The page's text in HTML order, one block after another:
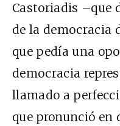
Castoriadis –que
de la democracia
que pedía una
democracia
llamado a
que pronunció en